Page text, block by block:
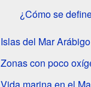
¿Cómo se
Islas del Mar Arábigo
Zonas con poco